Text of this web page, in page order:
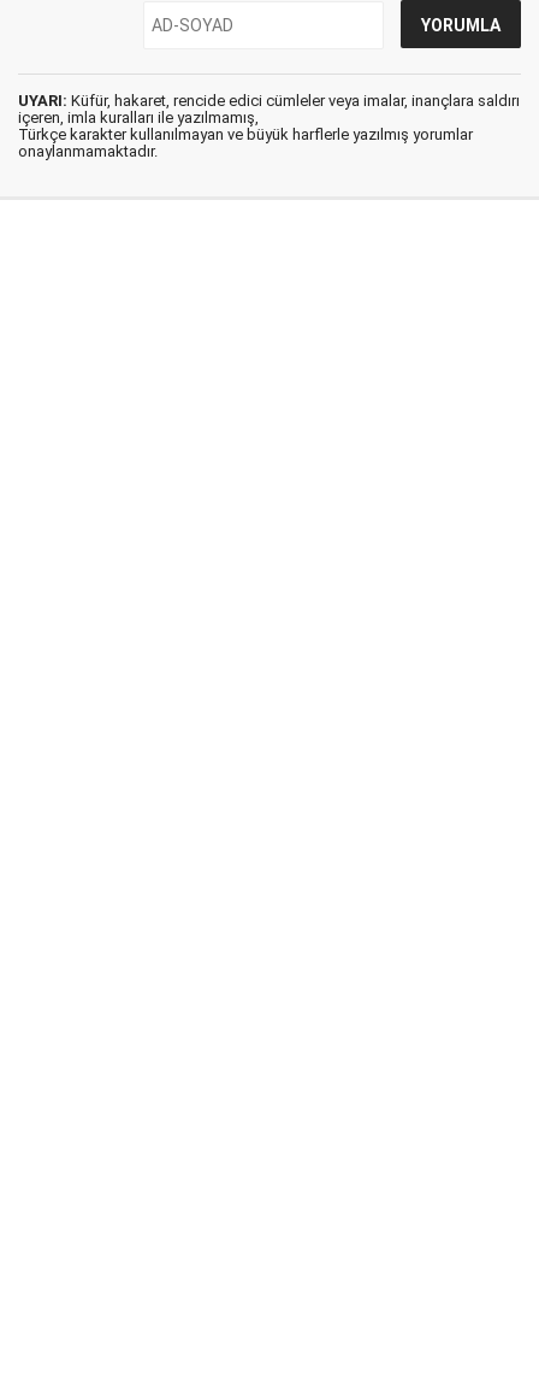
UYARI: Küfür, hakaret, rencide edici cümleler veya imalar, inançlara saldırı
içeren, imla kuralları ile yazılmamış,
Türkçe karakter kullanılmayan ve büyük harflerle yazılmış yorumlar
onaylanmamaktadır.